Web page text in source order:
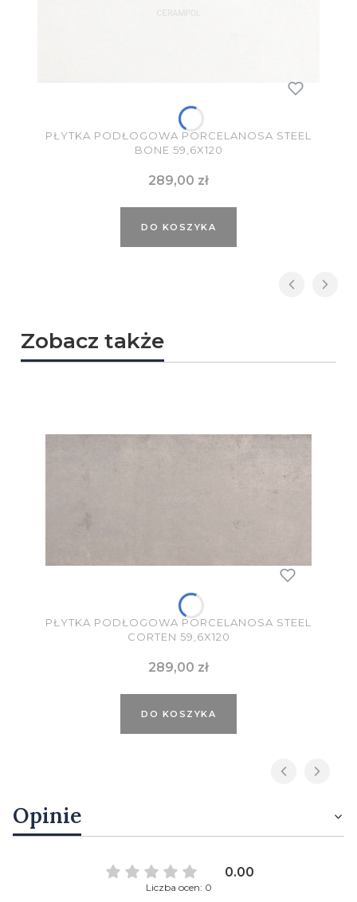
PŁYTKA PODŁOGOWA PORCELANOSA STEEL
BONE 59,6X120
Cena
289,00 zł
DO KOSZYKA
Zobacz także
PŁYTKA PODŁOGOWA PORCELANOSA STEEL
CORTEN 59,6X120
Cena
289,00 zł
DO KOSZYKA
Opinie
0.00
Liczba ocen: 0